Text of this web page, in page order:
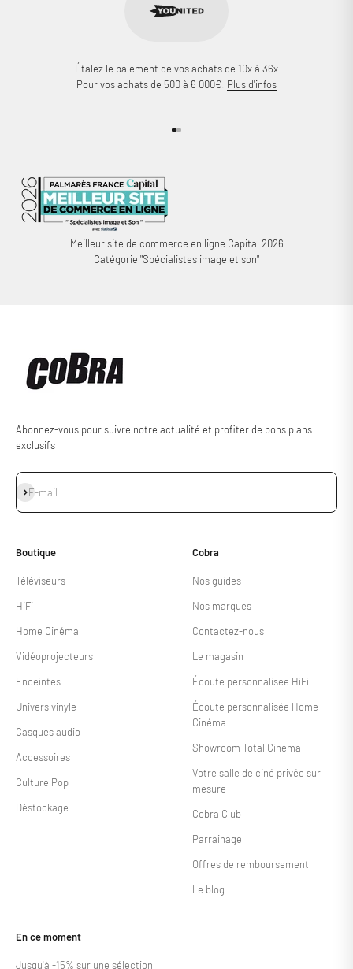
Étalez le paiement de vos achats de 10x à 36x
Pour vos achats de 500 à 6 000€. Plus d'infos
Aller à l'élément 1
Aller à l'élément 2
Meilleur site de commerce en ligne Capital 2026
Catégorie "Spécialistes image et son"
Abonnez-vous pour suivre notre actualité et profiter de bons plans
exclusifs
E-mail
S'inscrire
Boutique
Téléviseurs
HiFi
Home Cinéma
Vidéoprojecteurs
Enceintes
Univers vinyle
Casques audio
Accessoires
Culture Pop
Déstockage
Cobra
Nos guides
Nos marques
Contactez-nous
Le magasin
Écoute personnalisée HiFi
Écoute personnalisée Home
Cinéma
Showroom Total Cinema
Votre salle de ciné privée sur
mesure
Cobra Club
Parrainage
Offres de remboursement
Le blog
En ce moment
Jusqu'à -15% sur une sélection